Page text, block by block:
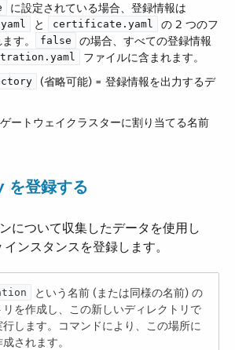
​ に設定されている場合、登録情報は ​
​ と ​ certificate.yaml
​ の 2 つのフ
す。​
false
​ の場合、すべての登録情報
​ ファイルに含まれます。
​ (省略可能) = 登録情報を出力するデ
ゲートウェイクラスターに割り当てる名前
登録する
について収集したデータを使用し
ンスタンスを登録します。
​ という名前 (または同様の名前) の
を作成し、この新しいディレクトリで
します。コマンドにより、この場所に
されます。